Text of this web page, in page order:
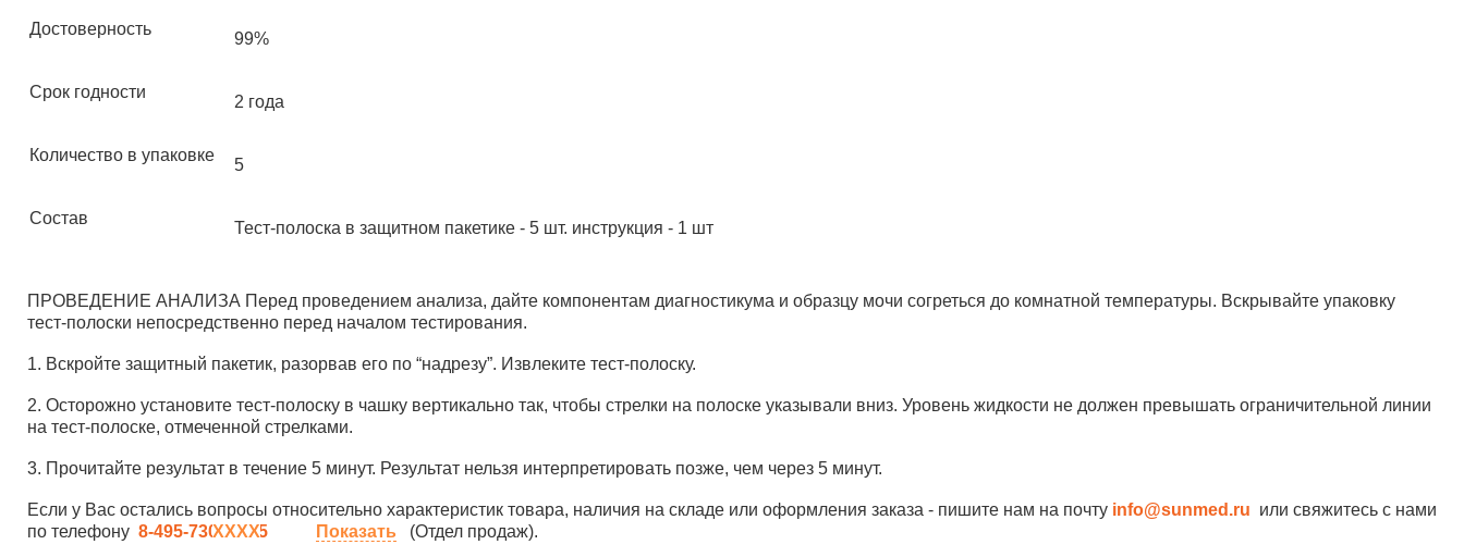
Достоверность
99%
Срок годности
2 года
Количество в упаковке
5
Состав
Тест-полоска в защитном пакетике - 5 шт. инструкция - 1 шт
ПРОВЕДЕНИЕ АНАЛИЗА Перед проведением анализа, дайте компонентам диагностикума и образцу мочи согреться до комнатной температуры. Вскрывайте упаковку
тест-полоски непосредственно перед началом тестирования.
1. Вскройте защитный пакетик, разорвав его по “надрезу”. Извлеките тест-полоску.
2. Осторожно установите тест-полоску в чашку вертикально так, чтобы стрелки на полоске указывали вниз. Уровень жидкости не должен превышать ограничительной линии
на тест-полоске, отмеченной стрелками.
3. Прочитайте результат в течение 5 минут. Результат нельзя интерпретировать позже, чем через 5 минут.
Если у Вас остались вопросы относительно характеристик товара, наличия на складе или оформления заказа - пишите нам на почту info@sunmed.ru или свяжитесь с нами
по телефону 8-495-730-90-25 Показать (Отдел продаж).